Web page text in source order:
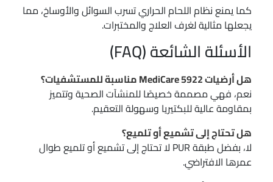
كما يمنع نظام اللحام الحراري تسرب السوائل والأوساخ، مما
يجعلها مثالية لغرف العلاج والمختبرات.
الأسئلة الشائعة (FAQ)
هل أرضيات MediCare 5922 مناسبة للمستشفيات؟
نعم، فهي مصممة خصيصًا للمنشآت الصحية وتتميز
بمقاومة عالية للبكتيريا وسهولة التعقيم.
هل تحتاج إلى تشميع أو تلميع؟
لا، بفضل طبقة PUR لا تحتاج إلى تشميع أو تلميع طوال
عمرها الافتراضي.